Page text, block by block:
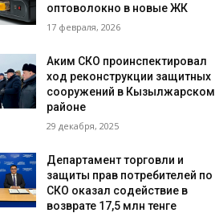
оптоволокно в новые ЖК
17 февраля, 2026
Аким СКО проинспектировал
ход реконструкции защитных
сооружений в Кызылжарском
районе
29 декабря, 2025
Департамент торговли и
защиты прав потребителей по
СКО оказал содействие в
возврате 17,5 млн тенге